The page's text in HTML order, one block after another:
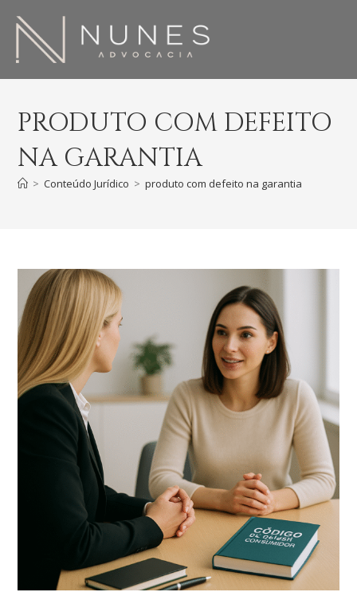
PRODUTO COM DEFEITO
NA GARANTIA
> Conteúdo Jurídico > produto com defeito na garantia